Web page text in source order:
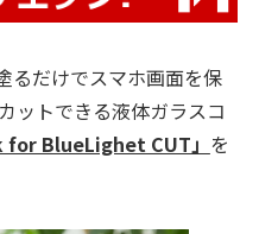
るだけでスマホ画面を保
ットできる液体ガラスコ
for BlueLighet CUT」 を